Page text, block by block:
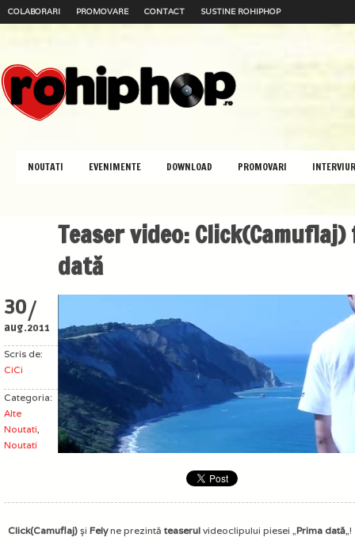
COLABORARI PROMOVARE CONTACT SUSTINE ROHIPHOP
NOUTATI EVENIMENTE DOWNLOAD PROMOVARI
Teaser video:
dată
30/
aug.2011
Scris de:
CiCi
Categoria:
Alte
Noutati,
Noutati
Click(Camuflaj) şi Felyne prezintăteaserul videoclipului piesei „Prima dată„!